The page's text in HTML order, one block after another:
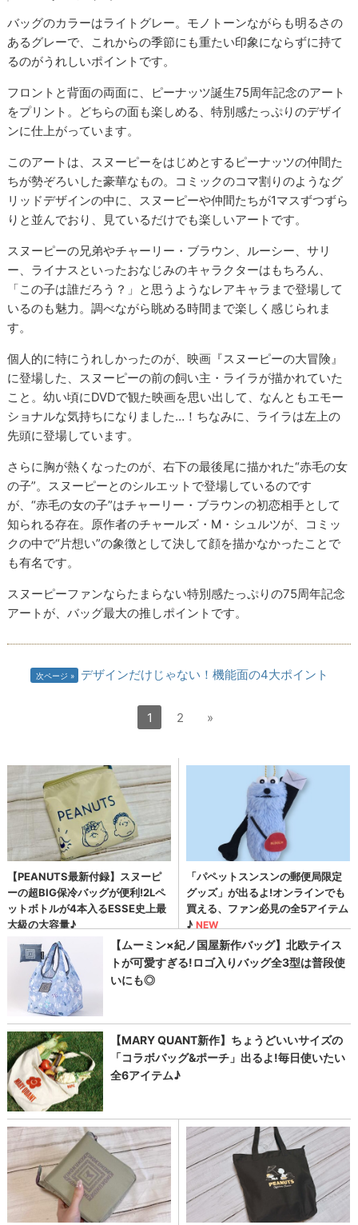
バッグのカラーはライトグレー。モノトーンながらも明るさの
あるグレーで、これからの季節にも重たい印象にならずに持て
るのがうれしいポイントです。
フロントと背面の両面に、ピーナッツ誕生75周年記念のアート
をプリント。どちらの面も楽しめる、特別感たっぷりのデザイ
ンに仕上がっています。
このアートは、スヌーピーをはじめとするピーナッツの仲間た
ちが勢ぞろいした豪華なもの。コミックのコマ割りのようなグ
リッドデザインの中に、スヌーピーや仲間たちが1マスずつずら
りと並んでおり、見ているだけでも楽しいアートです。
スヌーピーの兄弟やチャーリー・ブラウン、ルーシー、サリ
ー、ライナスといったおなじみのキャラクターはもちろん、
「この子は誰だろう？」と思うようなレアキャラまで登場して
いるのも魅力。調べながら眺める時間まで楽しく感じられま
す。
個人的に特にうれしかったのが、映画『スヌーピーの大冒険』
に登場した、スヌーピーの前の飼い主・ライラが描かれていた
こと。幼い頃にDVDで観た映画を思い出して、なんともエモー
ショナルな気持ちになりました…！ちなみに、ライラは左上の
先頭に登場しています。
さらに胸が熱くなったのが、右下の最後尾に描かれた“赤毛の女
の子”。スヌーピーとのシルエットで登場しているのです
が、“赤毛の女の子”はチャーリー・ブラウンの初恋相手として
知られる存在。原作者のチャールズ・M・シュルツが、コミッ
クの中で“片想い”の象徴として決して顔を描かなかったことで
も有名です。
スヌーピーファンならたまらない特別感たっぷりの75周年記念
アートが、バッグ最大の推しポイントです。
次ページ デザインだけじゃない！機能面の4大ポイント
1 2 »